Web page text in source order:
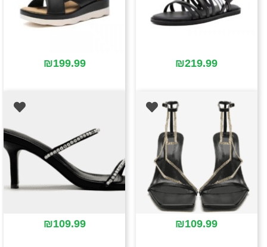
₪219.99
₪199.99
₪109.99
₪109.99